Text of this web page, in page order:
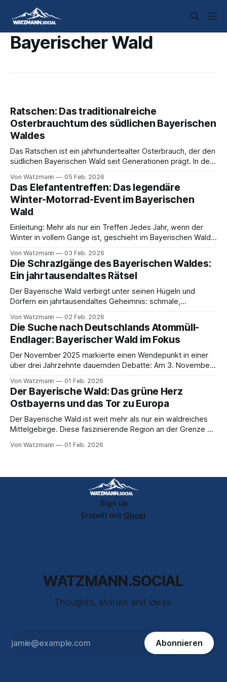
Bayerischer Wald
Ratschen: Das traditionalreiche
Osterbrauchtum des südlichen Bayerischen
Waldes
Das Ratschen ist ein jahrhundertealter Osterbrauch, der den
südlichen Bayerischen Wald seit Generationen prägt. In den
aus den Kirchtürmen, sondern stattdessen ertönt das
charakteristische Klappern und Rattern hölzerner
Instrumente durch die Straßen. Was auf Besucher zunächst
wie lärmender Unfug wirken mag, ist
Von Watzmann 05 Feb. 2026
Das Elefantentreffen: Das legendäre
Winter-Motorrad-Event im Bayerischen
Wald
Einleitung: Mehr als nur ein Treffen Jedes Jahr, wenn der
Winter in vollem Gange ist, geschieht im Bayerischen Wald
ganz Europa schlagen ihre Zelte in einem verschneiten
Talkessel auf, zünden Lagerfeuer an und feiern das, was
vielen Motorradfahrern als das ultimative Winter-Abenteuer
gilt:
Von Watzmann 03 Feb. 2026
Die Schrazlgänge des Bayerischen Waldes:
Ein jahrtausendaltes Rätsel
Der Bayerische Wald verbirgt unter seinen Hügeln und
Dörfern ein jahrtausendaltes Geheimnis: schmale,
aus Stein und Fels gehauen wurden. Die Einheimischen
nennen sie Schrazlgänge oder Schrazellöcher, die
Wissenschaft kennt sie als Erdställe. Seit mehr als hundert
Jahren beschäftigen sich Archäologen, Heimatforscher und
Höhlenkunde-Experten
Von Watzmann 02 Feb. 2026
Die Suche nach Deutschlands Atommüll-
Endlager: Bayerischer Wald im Fokus
Der November 2025 markierte einen Wendepunkt in einer
über drei Jahrzehnte dauernden Debatte: Am 3. November
(BGE) ihre neuesten Erkenntnisse zur Standortsuche für
Deutschlands hochradioaktiven Atommüll. Die Nachricht
schockierte viele Gemeinden im Bayerischen Wald. Heiner
Kilger, Bürgermeister der Gemeinde Mauth im Landkreis
Freyung-Grafenau, drückte
Von Watzmann 01 Feb. 2026
Der Bayerische Wald: Das grüne Herz
Ostbayerns und das Tor zu Europa
Der Bayerische Wald ist weit mehr als nur ein waldreiches
Mittelgebirge. Diese faszinierende Region an der Grenze zu
majestätischen Bergen, reicher handwerklicher Tradition,
hat. Geographie und Lage: Im Herzen Europas
Von Watzmann 01 Feb. 2026
Sign up
Erstellt mit Ghost
WATZMANN.SOCIAL
Thoughts, stories and ideas.
Abonnieren